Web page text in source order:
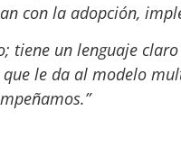
con la adopción,
tiene un lenguaje
le da al modelo